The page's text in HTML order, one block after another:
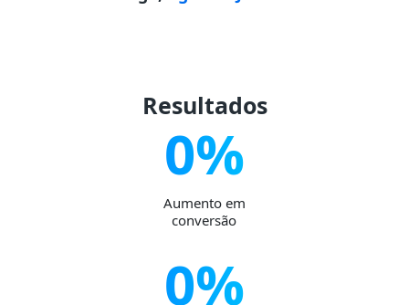
Resultados
0%
Aumento em
conversão
0%